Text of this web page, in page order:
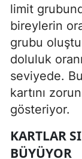
limit
bireylerin
grubu
doluluk
seviyede.
kartını
gösteriyor.
KARTLAR
BÜYÜYOR